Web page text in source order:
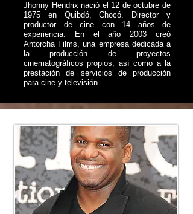
Jhonny Hendrix nació el 12 de octubre de
1975 en Quibdó, Chocó. Director y
productor de cine con 14 años de
experiencia. En el año 2003 creó
Antorcha Films, una empresa dedicada a
la producción de proyectos
cinematográficos propios, así como a la
prestación de servicios de producción
para cine y televisión.